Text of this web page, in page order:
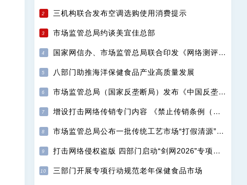
三机构联合发布空调选购使用消费提示
市场监管总局约谈美宜佳总部
国家网信办、市场监管总局联合印发《网络测评活动规范》
八部门助推海洋保健食品产业高质量发展
市场监管总局（国家反垄断局）发布《中国反垄断执法年度报告（2025）》
增设打击网络传销专门内容 《禁止传销条例（修订征求意见稿）》公开征求意见
市场监管总局公布一批传统工艺市场“打假清源”典型案例
打击网络侵权盗版 四部门启动“剑网2026”专项行动
三部门开展专项行动规范老年保健食品市场